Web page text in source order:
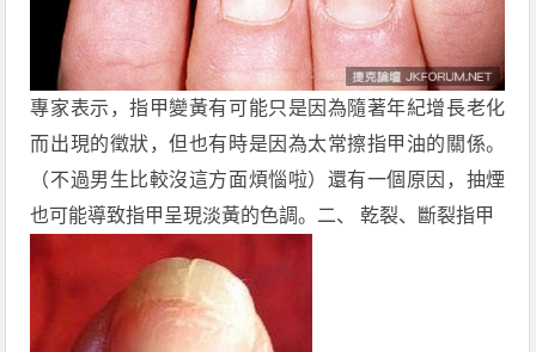
專家表示，指甲變黃有可能只是因為隨著年紀增長老化
而出現的徵狀，但也有時是因為太常擦指甲油的關係。
（不過男生比較沒這方面煩惱啦）還有一個原因，抽煙
也可能導致指甲呈現淡黃的色調。二、 乾裂、斷裂指甲